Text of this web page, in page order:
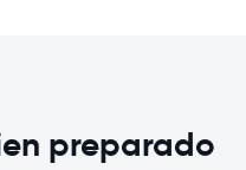
preparado